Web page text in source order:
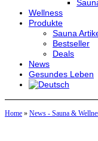
Wellness
Produkte
Sauna
Bestseller
Deals
News
Gesundes Leben
Home » News - Sauna &